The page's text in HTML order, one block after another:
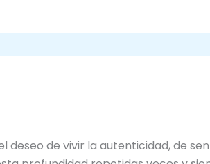
de vivir la autenticidad, de